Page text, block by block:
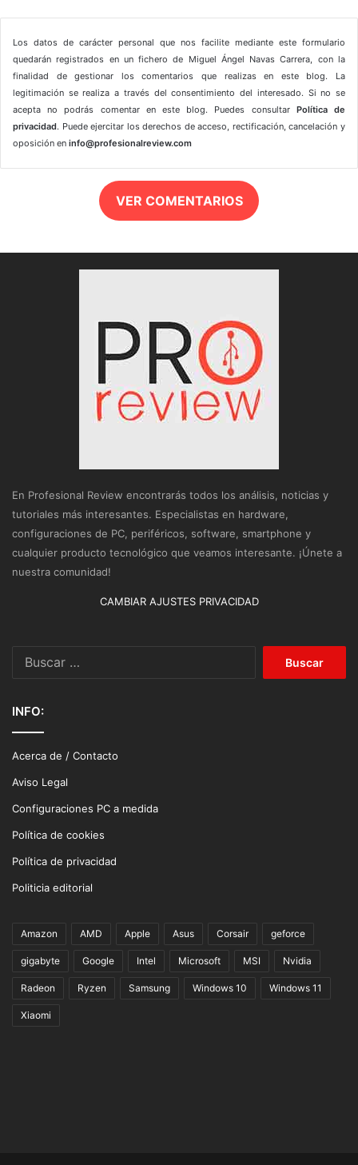
Los datos de carácter personal que nos facilite mediante este formulario
quedarán registrados en un fichero de Miguel Ángel Navas Carrera, con la
finalidad de gestionar los comentarios que realizas en este blog. La
legitimación se realiza a través del consentimiento del interesado. Si no se
acepta no podrás comentar en este blog. Puedes consultar Política de
privacidad. Puede ejercitar los derechos de acceso, rectificación, cancelación y
oposición en info@profesionalreview.com
VER COMENTARIOS
En Profesional Review encontrarás todos los análisis, noticias y
tutoriales más interesantes. Especialistas en hardware,
configuraciones de PC, periféricos, software, smartphone y
cualquier producto tecnológico que veamos interesante. ¡Únete a
nuestra comunidad!
CAMBIAR AJUSTES PRIVACIDAD
INFO:
Acerca de / Contacto
Aviso Legal
Configuraciones PC a medida
Política de cookies
Política de privacidad
Politicia editorial
Amazon AMD Apple Asus Corsair geforce
gigabyte Google Intel Microsoft MSI Nvidia
Radeon Ryzen Samsung Windows 10 Windows 11
Xiaomi